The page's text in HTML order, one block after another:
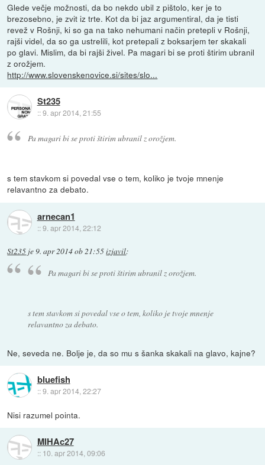
Glede večje možnosti, da bo nekdo ubil z pištolo, ker je to
brezosebno, je zvit iz trte. Kot da bi jaz argumentiral, da je tisti
revež v Rošnji, ki so ga na tako nehumani način pretepli v Rošnji,
rajši videl, da so ga ustrelili, kot pretepali z boksarjem ter skakali
po glavi. Mislim, da bi rajši živel. Pa magari bi se proti štirim ubranil
z orožjem.
http://www.slovenskenovice.si/sites/slo...
St235
::9. apr 2014, 21:55
Pa magari bi se proti štirim ubranil z orožjem.
s tem stavkom si povedal vse o tem, koliko je tvoje mnenje
relavantno za debato.
arnecan1
::9. apr 2014, 22:12
St235 je9. apr 2014 ob 21:55izjavil:
Pa magari bi se proti štirim ubranil z orožjem.
s tem stavkom si povedal vse o tem, koliko je tvoje mnenje
relavantno za debato.
Ne, seveda ne. Bolje je, da so mu s šanka skakali na glavo, kajne?
bluefish
::9. apr 2014, 22:27
Nisi razumel pointa.
MIHAc27
:: 10. apr 2014, 09:06